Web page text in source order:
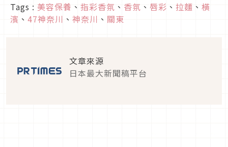
Tags : 美容保養 、 指彩香氛 、 香氛 、 唇彩 、 拉麵 、 橫
濱 、 47神奈川 、 神奈川 、 關東
文章來源
日本最大新聞稿平台